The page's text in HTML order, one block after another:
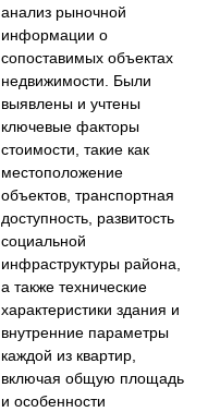
анализ рыночной
информации о
сопоставимых объектах
недвижимости. Были
выявлены и учтены
ключевые факторы
стоимости, такие как
местоположение
объектов, транспортная
доступность, развитость
социальной
инфраструктуры района,
а также технические
характеристики здания и
внутренние параметры
каждой из квартир,
включая общую площадь
и особенности